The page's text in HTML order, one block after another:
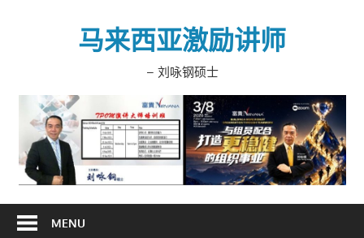
马来西亚激励讲师
– 刘咏钢硕士
MENU